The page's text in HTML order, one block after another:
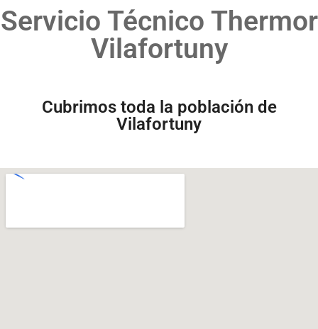
Servicio Técnico Thermor
Vilafortuny
Cubrimos toda la población de
Vilafortuny